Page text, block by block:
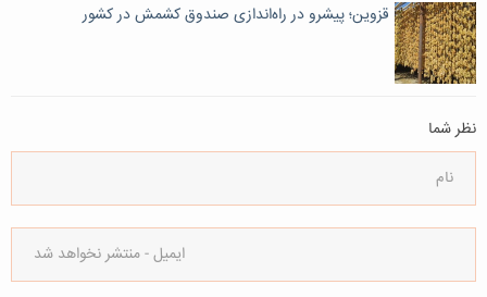
قزوین؛ پیشرو در راه‌اندازی صندوق کشمش در کشور
نظر شما